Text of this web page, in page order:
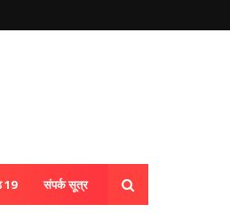
19 संपर्क सूत्र